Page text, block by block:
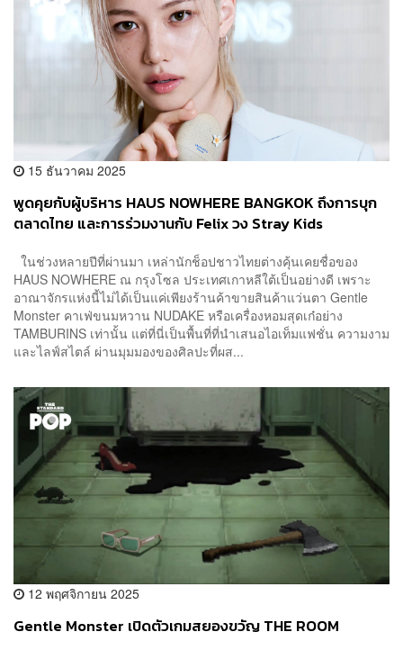
15 ธันวาคม 2025
พูดคุยกับผู้บริหาร HAUS NOWHERE BANGKOK ถึงการบุก
ตลาดไทย และการร่วมงานกับ Felix วง Stray Kids
ในช่วงหลายปีที่ผ่านมา เหล่านักช็อปชาวไทยต่างคุ้นเคยชื่อของ
HAUS NOWHERE ณ กรุงโซล ประเทศเกาหลีใต้เป็นอย่างดี เพราะ
อาณาจักรแห่งนี้ไม่ได้เป็นแค่เพียงร้านค้าขายสินค้าแว่นตา Gentle
Monster คาเฟ่ขนมหวาน NUDAKE หรือเครื่องหอมสุดเก๋อย่าง
TAMBURINS เท่านั้น แต่ที่นี่เป็นพื้นที่ที่นำเสนอไอเท็มแฟชั่น ความงาม
และไลฟ์สไตล์ ผ่านมุมมองของศิลปะที่ผส...
12 พฤศจิกายน 2025
Gentle Monster เปิดตัวเกมสยองขวัญ THE ROOM